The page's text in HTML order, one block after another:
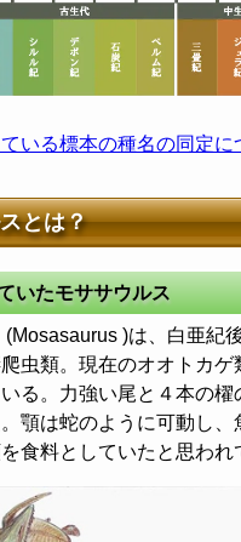
いる標本の種名の同定に
とは？
いたモササウルス
(Mosasaurus )は、白亜紀
虫類。現在のオオトカゲ
る。力強い尾と４本の櫂
顎は蛇のように可動し、
食料としていたと思われ